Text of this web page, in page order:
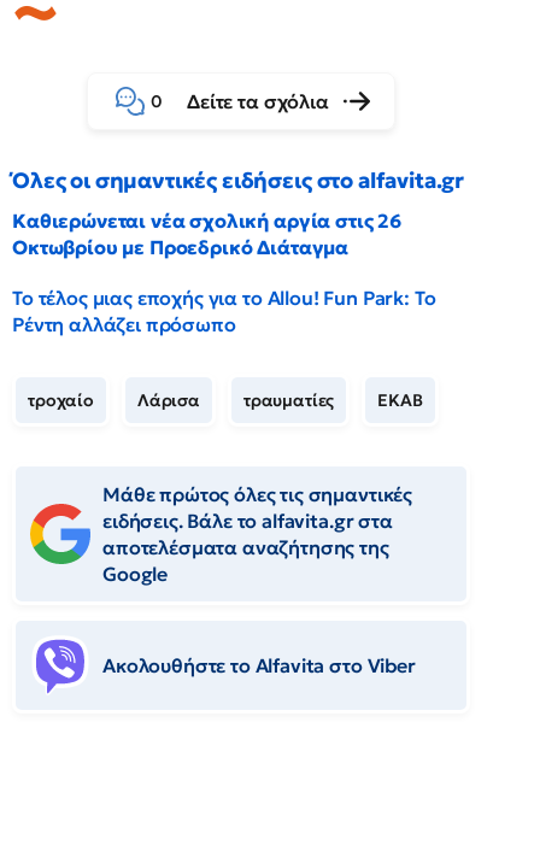
0 Δείτε τα σχόλια
Όλες οι σημαντικές ειδήσεις στο alfavita.gr
Καθιερώνεται νέα σχολική αργία στις 26
Οκτωβρίου με Προεδρικό Διάταγμα
Το τέλος μιας εποχής για το Allou! Fun Park: Το
Ρέντη αλλάζει πρόσωπο
τροχαίο Λάρισα τραυματίες ΕΚΑΒ
Μάθε πρώτος όλες τις σημαντικές
ειδήσεις. Βάλε το alfavita.gr στα
αποτελέσματα αναζήτησης της
Google
Ακολουθήστε το Αlfavita στο Viber